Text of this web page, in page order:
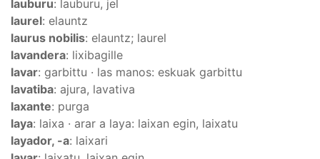
lauburu: lauburu, jel
laurel: elauntz
laurus nobilis: elauntz; laurel
lavandera: lixibagille
lavar: garbittu · las manos: eskuak garbittu
lavatiba: ajura, lavativa
laxante: purga
laya: laixa · arar a laya: laixan egin, laixatu
layador, -a: laixari